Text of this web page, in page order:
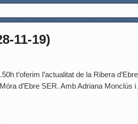
11-19)
t’oferim l’actualitat de la Ribera
d’Ebre SER. Amb Adriana Monclús